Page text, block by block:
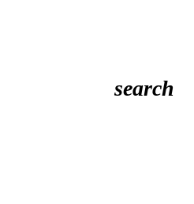
search